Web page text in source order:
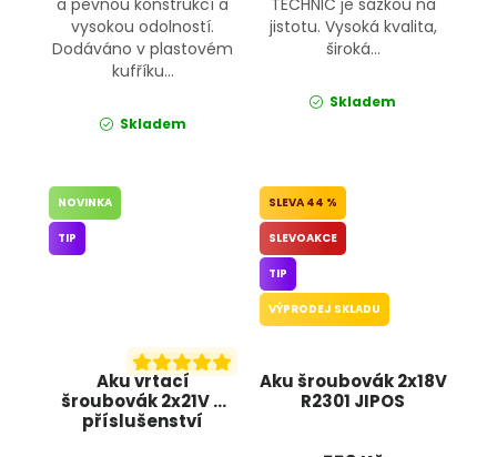
vysokou odolností.
Dodáváno v plastovém
kufříku...
Skladem
jistotu. Vysoká kvalita,
široká...
Skladem
Aku vrtací
šroubovák 2x21V +
příslušenství
NOVINKA
TIP
Aku šroubovák 2x18V
R2301 JIPOS
44 %
SLEVOAKCE
TIP
VÝPRODEJ SKLADU